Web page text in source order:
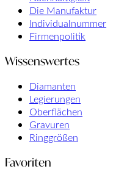
Die Manufaktur
Individualnummer
Firmenpolitik
Wissenswertes
Diamanten
Legierungen
Oberflächen
Gravuren
Ringgrößen
Favoriten